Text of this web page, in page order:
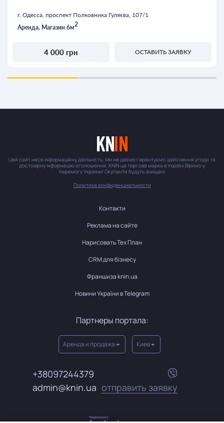
г. Одесса, проспект Полковника Гуляєва, 107/1
Аренда, Магазин 6м2
4 000 грн ОСТАВИТЬ ЗАЯВКУ
Цей сайт несе інформаційну діяльність. Ми не даємо гарантуємо здійснення угоди та
достовірну інформацію оголошення. KNIN це торгова марка в Україні Віримо у
перемогу України! Окупанти будуть знищені
Политика конфиденциальности
Контакти
Реклама на сайте
Нарисовать Тех План
CRM для бізнесу
Франшиза knin.ua
Новини України в Telegram
Партнеры портала:
Аренда и продажа Киев
+38097244379
admin@knin.ua отправить заявку